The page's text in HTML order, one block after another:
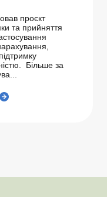
проєкт
та прийняття
Більше за